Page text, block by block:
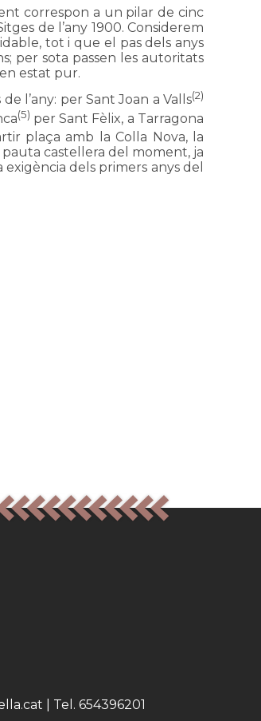
correspon a un pilar de cinc
de l’any 1900. Considerem
tot i que el pas dels anys
per sota passen les autoritats
estat pur.
l’any: per Sant Joan a Valls(2)
(5) per Sant Fèlix, a Tarragona
plaça amb la Colla Nova, la
castellera del moment, ja
dels primers anys del
| Tel. 654396201